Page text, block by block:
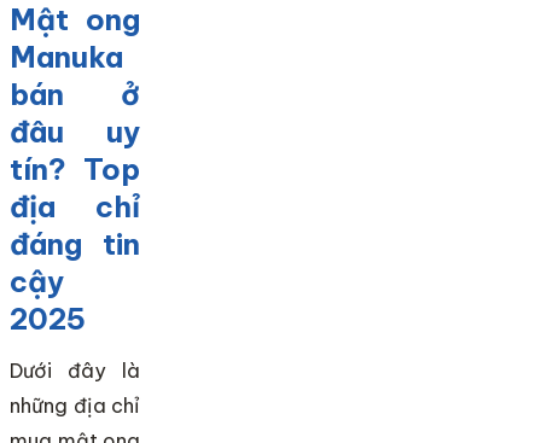
Mật ong
Manuka
bán ở
đâu uy
tín? Top
địa chỉ
đáng tin
cậy
2025
Dưới đây là
những địa chỉ